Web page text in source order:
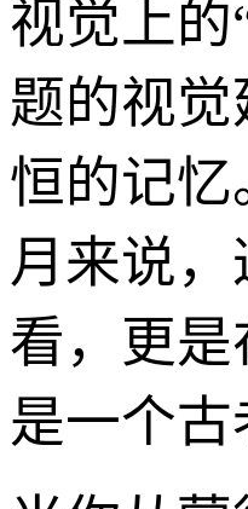
视觉上的
题的视
恒的记
月来说
看，更是
是一个